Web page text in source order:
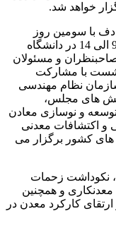
خواهد شد.
با سومین روز
بزرگداشت هفته معدن مراسمی از ساعت 9 الی 14 در دانشگاه
و مسئولان
نشست با مشارکت
نظام مهندسی
های مجلس،
توسعه و نوسازی معادن
و اکتشافات معدنی
های کشور برگزار می
نکوداشت زحمات
معدنکاری و همچنین
کارکرد معدن در